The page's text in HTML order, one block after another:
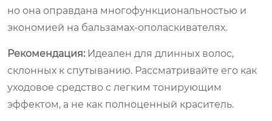
но она оправдана многофункциональностью и
экономией на бальзамах-ополаскивателях.
Рекомендация: Идеален для длинных волос,
склонных к спутыванию. Рассматривайте его как
уходовое средство с легким тонирующим
эффектом, а не как полноценный краситель.